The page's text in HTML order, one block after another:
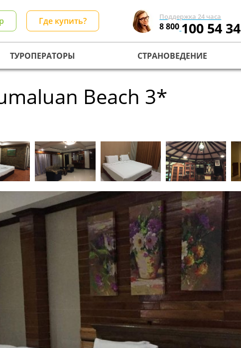
Где купить? Поддержка 24 часа
8 800100 54 34
ТУРОПЕРАТОРЫ СТРАНОВЕДЕНИЕ
Beach 3*